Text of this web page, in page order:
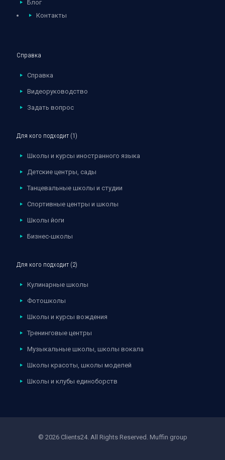
Блог
Контакты
Справка
Справка
Видеоруководство
Задать вопрос
Для кого подходит (1)
Школы и курсы иностранного языка
Детские центры, сады
Танцевальные школы и студии
Спортивные центры и школы
Школы йоги
Бизнес-школы
Для кого подходит (2)
Кулинарные школы
Фотошколы
Школы и курсы вождения
Тренинговые центры
Музыкальные школы, школы вокала
Школы красоты, школы моделей
Школы и клубы единоборств
© 2026 Clients24. All Rights Reserved. Muffin group